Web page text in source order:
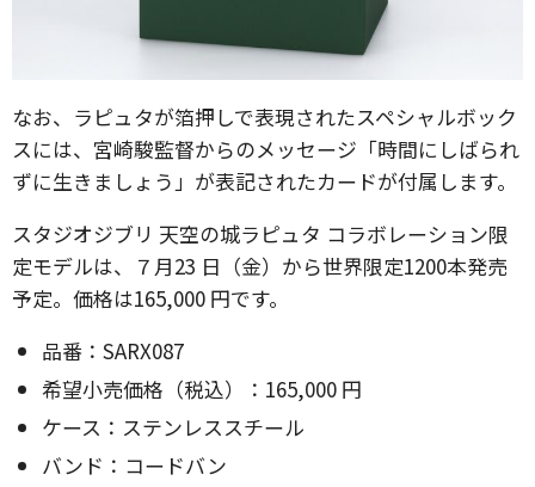
なお、ラピュタが箔押しで表現されたスペシャルボック
スには、宮崎駿監督からのメッセージ「時間にしばられ
ずに生きましょう」が表記されたカードが付属します。
スタジオジブリ 天空の城ラピュタ コラボレーション限
定モデルは、７月23 日（金）から世界限定1200本発売
予定。価格は165,000 円です。
品番：SARX087
希望小売価格（税込）：165,000 円
ケース：ステンレススチール
バンド：コードバン